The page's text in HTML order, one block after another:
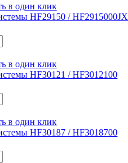
в один клик
HF29150 / HF2915000JX
в один клик
HF30121 / HF3012100
в один клик
HF30187 / HF3018700